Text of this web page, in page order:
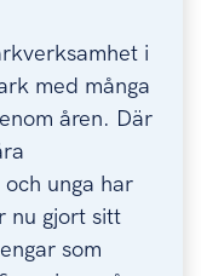
i
med många
åren. Där
unga har
nu gjort sitt
som